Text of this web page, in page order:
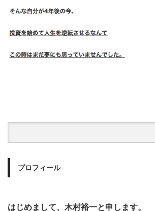
プロフィール
はじめまして、木村裕一と申します。